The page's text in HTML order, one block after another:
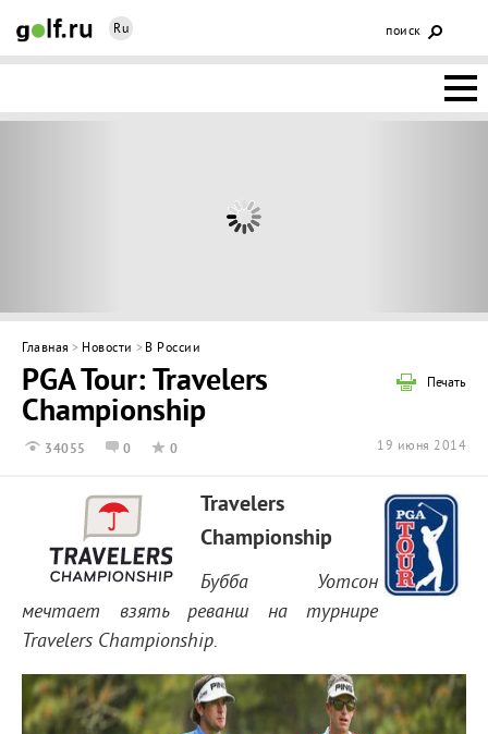
Ru поиск
ГОЛЬФ-
ИНТЕРАКТИВ
Главная > Новости > В России
Печать
PGA Tour: Travelers
Championship
34055 0 0 19 июня 2014
Travelers
Championship
Бубба Уотсон
мечтает взять реванш на турнире
Travelers Championship.